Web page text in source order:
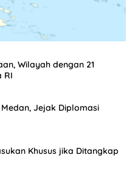
Wilayah dengan 21
RI
Jejak Diplomasi
Khusus jika Ditangkap